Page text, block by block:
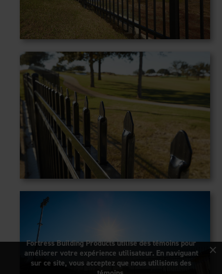
×
Fortress Building Products utilise des témoins pour
améliorer votre expérience utilisateur. En naviguant
sur ce site, vous acceptez que nous utilisions des